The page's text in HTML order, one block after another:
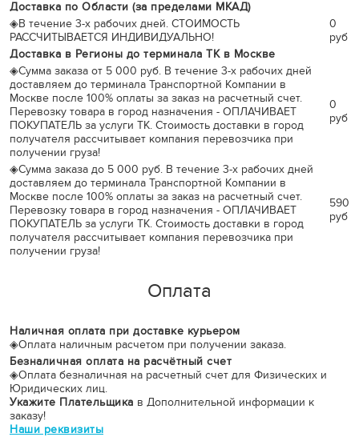
Доставка по Области (за пределами МКАД)
◈В течение 3-х рабочих дней. СТОИМОСТЬ
РАССЧИТЫВАЕТСЯ ИНДИВИДУАЛЬНО!
0
руб
Доставка в Регионы до терминала ТК в Москве
◈Сумма заказа от 5 000 руб. В течение 3-х рабочих дней
доставляем до терминала Транспортной Компании в
Москве после 100% оплаты за заказ на расчетный счет.
Перевозку товара в город назначения - ОПЛАЧИВАЕТ
ПОКУПАТЕЛЬ за услуги ТК. Стоимость доставки в город
получателя рассчитывает компания перевозчика при
получении груза!
0
руб
◈Сумма заказа до 5 000 руб. В течение 3-х рабочих дней
доставляем до терминала Транспортной Компании в
Москве после 100% оплаты за заказ на расчетный счет.
Перевозку товара в город назначения - ОПЛАЧИВАЕТ
ПОКУПАТЕЛЬ за услуги ТК. Стоимость доставки в город
получателя рассчитывает компания перевозчика при
получении груза!
590
руб
Оплата
Наличная оплата при доставке курьером
◈Оплата наличным расчетом при получении заказа.
Безналичная оплата на расчётный счет
◈Оплата безналичная на расчетный счет для Физических и
Юридических лиц.
Укажите Плательщика в Дополнительной информации к
заказу!
Наши реквизиты